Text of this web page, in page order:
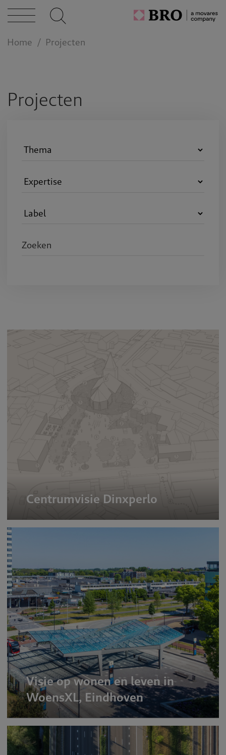
bij
Home Projecten
Projecten
Centrumvisie Dinxperlo
Visie op wonen en leven in
WoensXL, Eindhoven